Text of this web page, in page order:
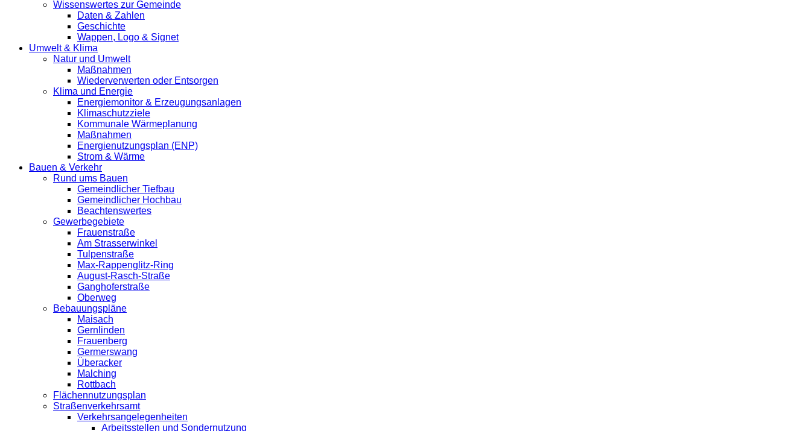
Wissenswertes zur Gemeinde
Daten & Zahlen
Geschichte
Wappen, Logo & Signet
Umwelt & Klima
Natur und Umwelt
Maßnahmen
Wiederverwerten oder Entsorgen
Klima und Energie
Energiemonitor & Erzeugungsanlagen
Klimaschutzziele
Kommunale Wärmeplanung
Maßnahmen
Energienutzungsplan (ENP)
Strom & Wärme
Bauen & Verkehr
Rund ums Bauen
Gemeindlicher Tiefbau
Gemeindlicher Hochbau
Beachtenswertes
Gewerbegebiete
Frauenstraße
Am Strasserwinkel
Tulpenstraße
Max-Rappenglitz-Ring
August-Rasch-Straße
Ganghoferstraße
Oberweg
Bebauungspläne
Maisach
Gernlinden
Frauenberg
Germerswang
Überacker
Malching
Rottbach
Flächennutzungsplan
Straßenverkehrsamt
Verkehrsangelegenheiten
Arbeitsstellen und Sondernutzung